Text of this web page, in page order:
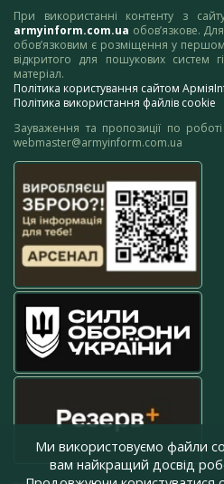
При використанні контенту з
armyinform.com.ua обов’язкове.
обов’язковим є розміщення у
відкритого для пошукових систем
матеріал.
Політика користування сайтом
Політика використання файлів cookie
Зауваження та пропозиції по
webmaster@armyinform.com.ua
Ми використовуємо файли
вам найкращий досвід